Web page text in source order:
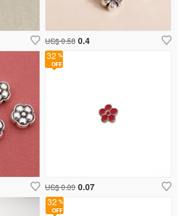
32
US$ 0.58 0.4
32
US$ 0.09 0.07